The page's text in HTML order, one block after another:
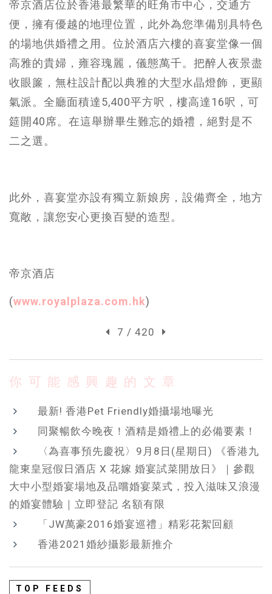
帝京酒店位於香港最繁華的旺角市中心，交通方
便，擁有優越的地理位置，此外為您準備別具特色
的場地供婚禮之用。位於酒店六樓的喜宴堂像一個
高雅的貴婦，雍容瑰麗，儀態萬千。把醉人夜景盡
收眼簾，無柱設計配以典雅的大型水晶燈飾，更顯
氣派。全廳面積達5,400平方呎，樓高達16呎，可
筵開40席。在這舉辦畢生難忘的婚禮，絕對是不
二之選。
此外，喜宴堂亦設有獨立新娘房，設備齊全，地方
寬敞，讓您安心更換百變的造型。
帝京酒店
(www.royalplaza.com.hk)
7 / 420
你可能感興趣的文章
最新! 香港Pet Friendly婚攝場地曝光
同聚暢飲今晚夜！酒精是婚禮上的必備要素！
〈為喜事預先慶祝〉9月8日(星期日) 《香港九
龍東皇冠假日酒店 X 花嫁 婚宴試菜開放日》｜參觀
大中小型婚宴場地及品嚐婚宴菜式，投入滋味又浪漫
的婚宴體驗｜立即登記 名額有限
「JW萬豪2016婚宴巡禮」精彩花絮回顧
香港2021婚紗攝影最新推介
TOP FEEDS